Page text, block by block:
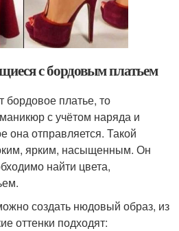
с бордовым платьем
платье, то
с учётом наряда и
она отправляется. Такой
ярким, насыщенным. Он
найти цвета,
создать нюдовый образ, из
оттенки подходят: